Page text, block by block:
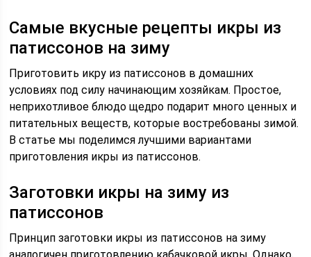
Самые вкусные рецепты икры из
патиссонов на зиму
Приготовить икру из патиссонов в домашних
условиях под силу начинающим хозяйкам. Простое,
неприхотливое блюдо щедро подарит много ценных и
питательных веществ, которые востребованы зимой.
В статье мы поделимся лучшими вариантами
приготовления икры из патиссонов.
Заготовки икры на зиму из
патиссонов
Принцип заготовки икры из патиссонов на зиму